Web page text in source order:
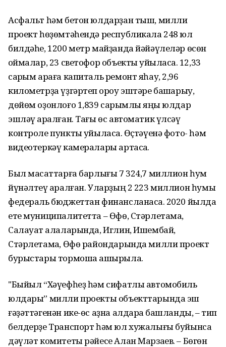
Асфальт һәм бетон юлдарҙан тыш, милли
проект һөҙөмтәһендә республикала 248 юл
билдәһе, 1200 метр майҙанда йәйәүлеләр өсөн
ҡоймалар, 23 светофор объекты ҡуйыласаҡ. 12,33
саҡрым араға капиталь ремонт яһау, 2,96
километрҙа үҙгәртеп ҡороу эштәре башҡарыу,
дөйөм оҙонлоғо 1,839 саҡрымлыҡ яңы юлдар
эшләү ҡаралған. Тағы өс автоматик үлсәү
контроле пункты ҡуйыласаҡ. Өҫтәүенә фото- һәм
видеотеркәү камералары артасаҡ.
Был маҡсаттарға барлығы 7 324,7 миллион һум
йүнәлтеү ҡаралған. Уларҙың 2 223 миллион һумы
федераль бюджеттан финансланасаҡ. 2020 йылда
ете муниципалитетта – Өфө, Стәрлетамаҡ,
Салауат ҡалаларында, Иглин, Ишембай,
Стәрлетамаҡ, Өфө райондарында милли проект
бурыстары тормошҡа ашырыла.
"Быйыл “Хәүефһеҙ һәм сифатлы автомобиль
юлдары” милли проекты объекттарында эш
ғәҙәттәгенән ике-өс аҙна алдараҡ башланды, – тип
белдерҙе Транспорт һәм юл хужалығы буйынса
дәүләт комитеты рәйесе Алан Марзаев. – Бөгөн